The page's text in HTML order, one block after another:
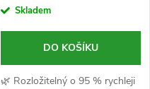
cena:Skladem
DO KOŠÍKU
🌿 Rozložitelný o 95 % rychleji